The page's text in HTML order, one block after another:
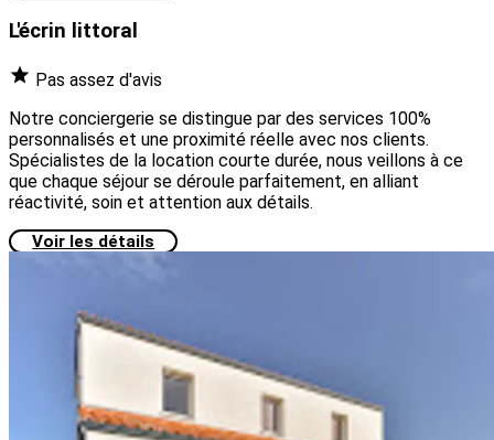
L'écrin littoral
Pas assez d'avis
Notre conciergerie se distingue par des services 100%
personnalisés et une proximité réelle avec nos clients.
Spécialistes de la location courte durée, nous veillons à ce
que chaque séjour se déroule parfaitement, en alliant
réactivité, soin et attention aux détails.
Voir les détails